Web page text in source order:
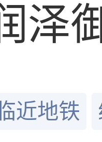
泽
近地铁